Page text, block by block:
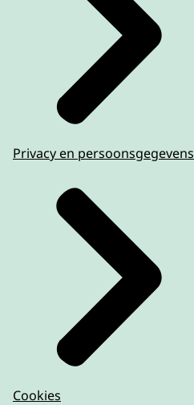
Privacy en persoonsgegevens
Cookies